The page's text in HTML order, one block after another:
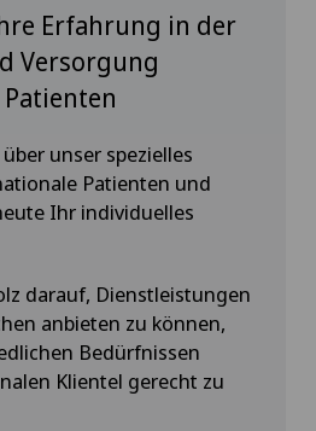
Erfahrung in der
Versorgung
unser spezielles
Patienten und
Ihr individuelles
darauf, Dienstleistungen
anbieten zu können,
Bedürfnissen
Klientel gerecht zu